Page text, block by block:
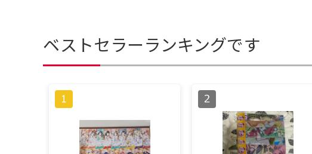
ベストセラーランキングです